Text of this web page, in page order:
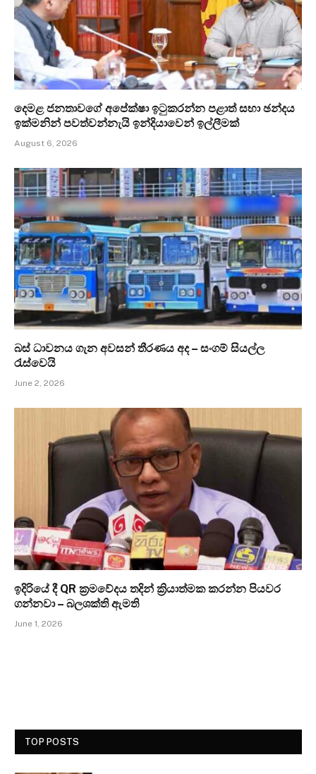
දෙමළ ජනතාවගේ අපේක්ෂා ඉටුකරන්න පළාත් සභා ඡන්දය
ඉක්මනින් පවත්වන්නැයි ඉන්දියාවෙන් ඉල්ලීමක්
August 6, 2026
බස් ධාවනය ගැන අවසන් තීරණය අද – සංගම් සියල්ල
රැස්වෙයි
June 2, 2026
ඉදිරියේ දී QR ක්‍රමවේදය තදින් ක්‍රියාත්මක කරන්න පියවර
ගන්නවා – බලශක්ති ඇමති
June 1, 2026
TOP POSTS